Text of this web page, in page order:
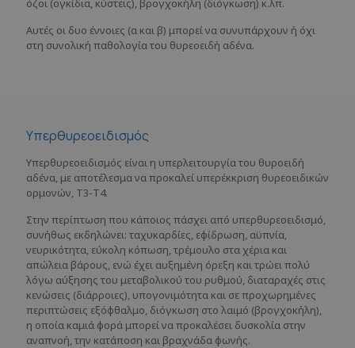
όζοι (ογκίδια, κύστεις), βρογχοκήλη (διόγκωση) κ.λπ.
Αυτές οι δυο έννοιες (α και β) μπορεί να συνυπάρχουν ή όχι
στη συνολική παθολογία του θυρεοειδή αδένα.
Υπερθυρεοειδισμός
Υπερθυρεοειδισμός είναι η υπερλειτουργία του θυροειδή
αδένα, με αποτέλεσμα να προκαλεί υπερέκκριση θυρεοειδικών
ορμονών, Τ3-Τ4.
Στην περίπτωση που κάποιος πάσχει από υπερθυρεοειδισμό,
συνήθως εκδηλώνει: ταχυκαρδίες, εφίδρωση, αϋπνία,
νευρικότητα, εύκολη κόπωση, τρέμουλο στα χέρια και
απώλεια βάρους, ενώ έχει αυξημένη όρεξη και τρώει πολύ
λόγω αύξησης του μεταβολικού του ρυθμού, διαταραχές στις
κενώσεις (διάρροιες), υπογονιμότητα και σε προχωρημένες
περιπτώσεις εξόφθαλμο, διόγκωση στο λαιμό (βρογχοκήλη),
η οποία καμιά φορά μπορεί να προκαλέσει δυσκολία στην
αναπνοή, την κατάποση και βραχνάδα φωνής.